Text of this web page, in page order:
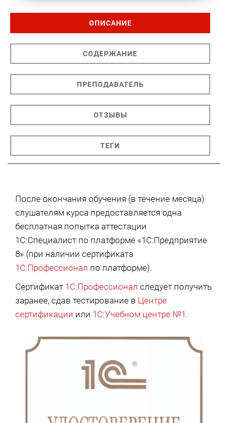
ОПИСАНИЕ
СОДЕРЖАНИЕ
ПРЕПОДАВАТЕЛЬ
ОТЗЫВЫ
ТЕГИ
После окончания обучения (в течение месяца)
слушателям курса предоставляется одна
бесплатная попытка аттестации
1С:Специалист по платформе «1С:Предприятие
8» (при наличии сертификата
1С:Профессионал по платформе).
Сертификат 1С:Профессионал следует получить
заранее, сдав тестирование в Центре
сертификации или 1С:Учебном центре №1 .